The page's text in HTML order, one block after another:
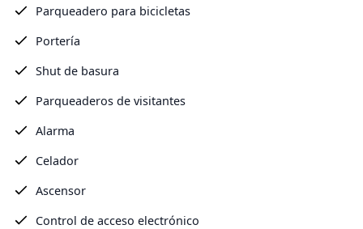
Parqueadero para bicicletas
Portería
Shut de basura
Parqueaderos de visitantes
Alarma
Celador
Ascensor
Control de acceso electrónico